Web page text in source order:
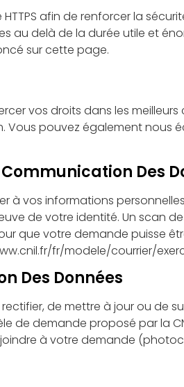
afin de renforcer la
au delà de la durée utile et
sur cette page.
vos droits dans les
pouvez également nous
Communication Des
à vos informations
de votre identité. Un scan
que votre demande puisse
fr/modele/courrier/
Des Données
de mettre à jour ou de
de demande proposé par la
à votre demande